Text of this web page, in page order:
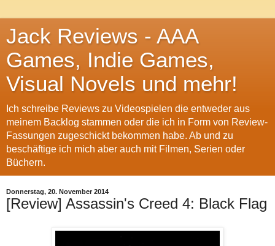
Jack Reviews - AAA
Games, Indie Games,
Visual Novels und mehr!
Ich schreibe Reviews zu Videospielen die entweder aus
meinem Backlog stammen oder die ich in Form von Review-
Fassungen zugeschickt bekommen habe. Ab und zu
beschäftige ich mich aber auch mit Filmen, Serien oder
Büchern.
Donnerstag, 20. November 2014
[Review] Assassin's Creed 4: Black Flag